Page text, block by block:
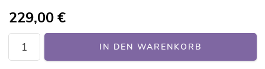
229,00€
IN DEN WARENKORB